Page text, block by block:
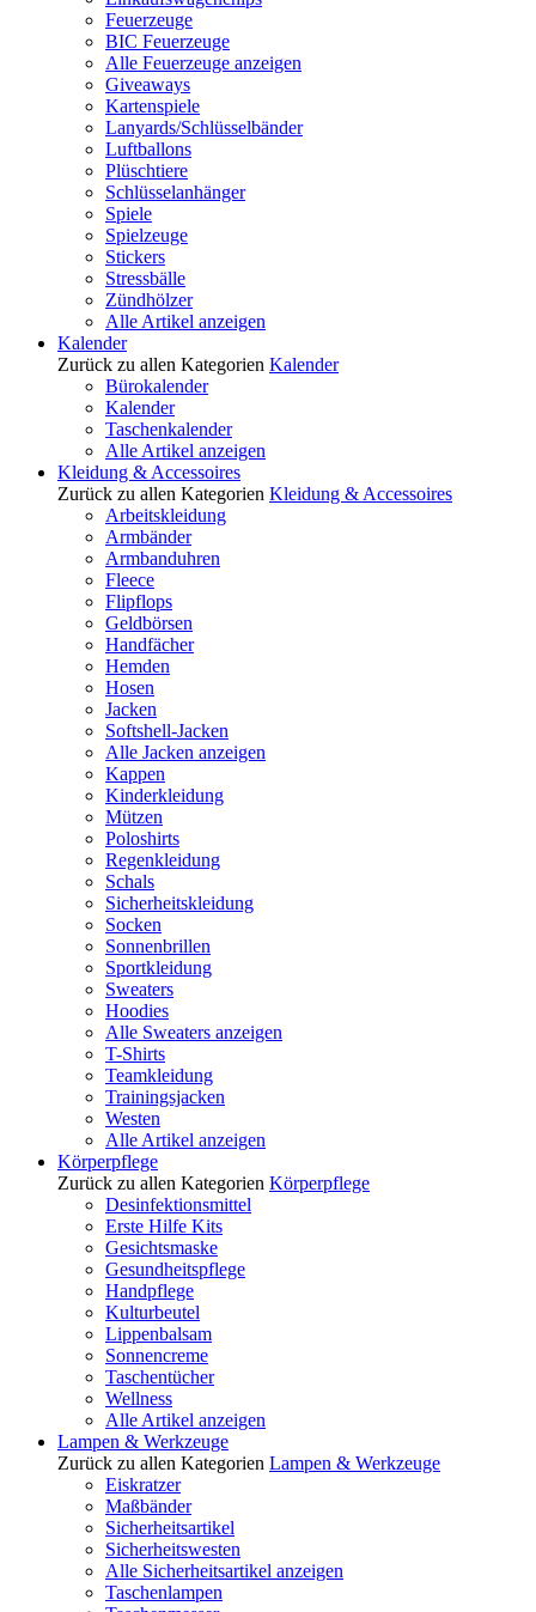
Feuerzeuge
BIC Feuerzeuge
Alle Feuerzeuge anzeigen
Giveaways
Kartenspiele
Lanyards/Schlüsselbänder
Luftballons
Plüschtiere
Schlüsselanhänger
Spiele
Spielzeuge
Stickers
Stressbälle
Zündhölzer
Alle Artikel anzeigen
Kalender
Zurück zu allen Kategorien Kalender
Bürokalender
Kalender
Taschenkalender
Alle Artikel anzeigen
Kleidung & Accessoires
Zurück zu allen Kategorien Kleidung & Accessoires
Arbeitskleidung
Armbänder
Armbanduhren
Fleece
Flipflops
Geldbörsen
Handfächer
Hemden
Hosen
Jacken
Softshell-Jacken
Alle Jacken anzeigen
Kappen
Kinderkleidung
Mützen
Poloshirts
Regenkleidung
Schals
Sicherheitskleidung
Socken
Sonnenbrillen
Sportkleidung
Sweaters
Hoodies
Alle Sweaters anzeigen
T-Shirts
Teamkleidung
Trainingsjacken
Westen
Alle Artikel anzeigen
Körperpflege
Zurück zu allen Kategorien Körperpflege
Desinfektionsmittel
Erste Hilfe Kits
Gesichtsmaske
Gesundheitspflege
Handpflege
Kulturbeutel
Lippenbalsam
Sonnencreme
Taschentücher
Wellness
Alle Artikel anzeigen
Lampen & Werkzeuge
Zurück zu allen Kategorien Lampen & Werkzeuge
Eiskratzer
Maßbänder
Sicherheitsartikel
Sicherheitswesten
Alle Sicherheitsartikel anzeigen
Taschenlampen